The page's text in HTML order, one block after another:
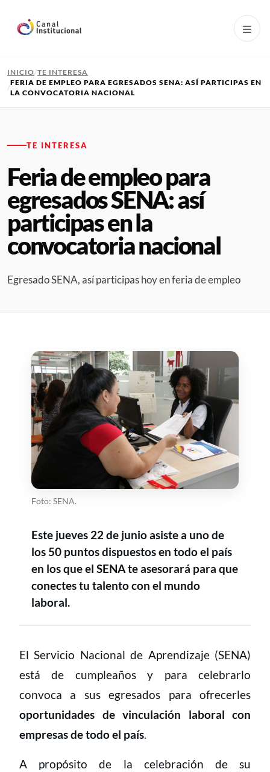
INICIO TE INTERESA
FERIA DE EMPLEO PARA EGRESADOS SENA: ASÍ PARTICIPAS EN
LA CONVOCATORIA NACIONAL
TE INTERESA
Feria de empleo para
egresados SENA: así
participas en la
convocatoria nacional
Egresado SENA, así participas hoy en feria de empleo
Foto: SENA.
Este jueves 22 de junio asiste a uno de
los 50 puntos dispuestos en todo el país
en los que el SENA te asesorará para que
conectes tu talento con el mundo
laboral.
CONTENIDO
El Servicio Nacional de Aprendizaje (SENA)
está de cumpleaños y para celebrarlo
convoca a sus egresados para ofrecerles
oportunidades de vinculación laboral con
empresas de todo el país.
A propósito de la celebración de su